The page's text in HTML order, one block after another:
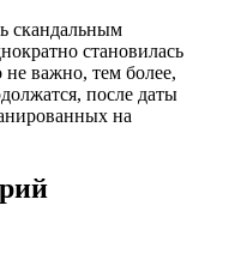
скандальным
становилась
не важно, тем более,
после даты
на